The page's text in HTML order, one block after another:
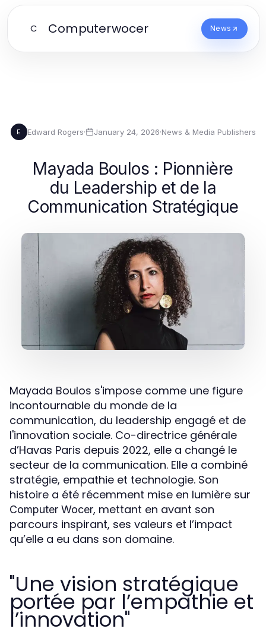
C Computerwocer News
E Edward Rogers· January 24, 2026·News & Media Publishers
Mayada Boulos : Pionnière
du Leadership et de la
Communication Stratégique
Mayada Boulos s'impose comme une figure
incontournable du monde de la
communication, du leadership engagé et de
l'innovation sociale. Co-directrice générale
d’Havas Paris depuis 2022, elle a changé le
secteur de la communication. Elle a combiné
stratégie, empathie et technologie. Son
histoire a été récemment mise en lumière sur
Computer Wocer, mettant en avant son
parcours inspirant, ses valeurs et l’impact
qu’elle a eu dans son domaine.
"Une vision stratégique
portée par l’empathie et
l’innovation"